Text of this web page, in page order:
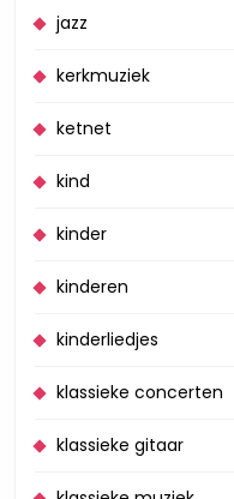
jazz
kerkmuziek
ketnet
kind
kinder
kinderen
kinderliedjes
klassieke concerten
klassieke gitaar